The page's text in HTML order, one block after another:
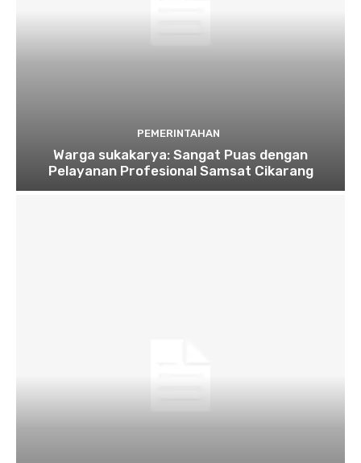
PEMERINTAHAN
Warga sukakarya: Sangat Puas dengan
Pelayanan Profesional Samsat Cikarang